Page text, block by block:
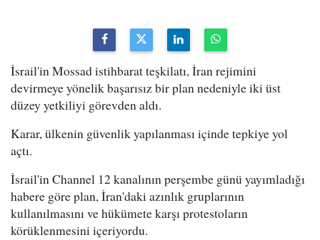
İsrail'in Mossad istihbarat teşkilatı, İran rejimini
devirmeye yönelik başarısız bir plan nedeniyle iki üst
düzey yetkiliyi görevden aldı.
Karar, ülkenin güvenlik yapılanması içinde tepkiye yol
açtı.
İsrail'in Channel 12 kanalının perşembe günü yayımladığı
habere göre plan, İran'daki azınlık gruplarının
kullanılmasını ve hükümete karşı protestoların
körüklenmesini içeriyordu.